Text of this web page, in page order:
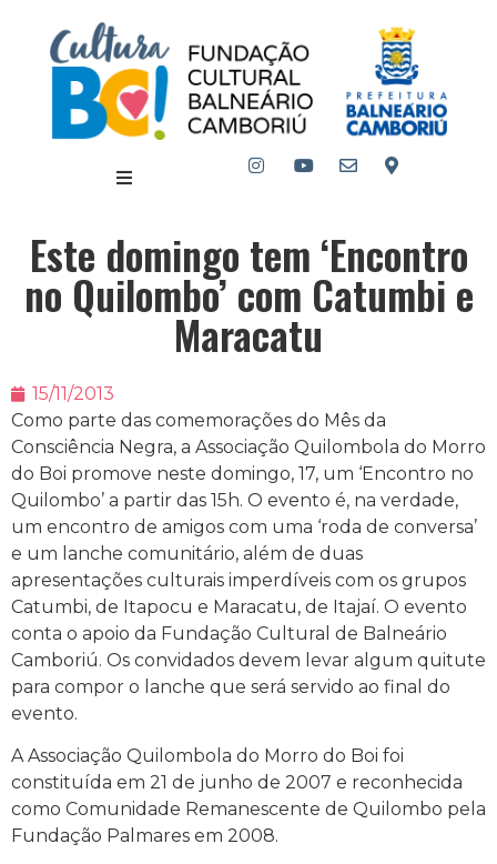
Este domingo tem ‘Encontro
no Quilombo’ com Catumbi e
Maracatu
15/11/2013
Como parte das comemorações do Mês da
Consciência Negra, a Associação Quilombola do Morro
do Boi promove neste domingo, 17, um ‘Encontro no
Quilombo’ a partir das 15h. O evento é, na verdade,
um encontro de amigos com uma ‘roda de conversa’
e um lanche comunitário, além de duas
apresentações culturais imperdíveis com os grupos
Catumbi, de Itapocu e Maracatu, de Itajaí. O evento
conta o apoio da Fundação Cultural de Balneário
Camboriú. Os convidados devem levar algum quitute
para compor o lanche que será servido ao final do
evento.
A Associação Quilombola do Morro do Boi foi
constituída em 21 de junho de 2007 e reconhecida
como Comunidade Remanescente de Quilombo pela
Fundação Palmares em 2008.